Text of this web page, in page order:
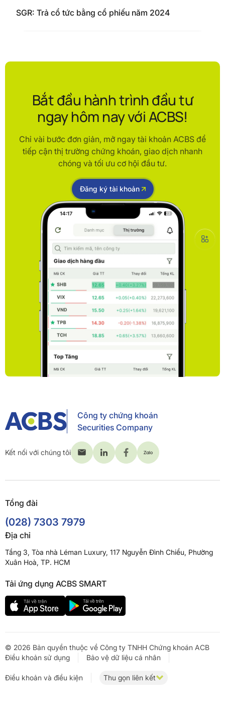
SGR: Trả cổ tức bằng cổ phiếu năm 2024
Bắt đầu hành trình đầu tư
ngay hôm nay với ACBS!
Chỉ vài bước đơn giản, mở ngay tài khoản ACBS để
tiếp cận thị trường chứng khoán, giao dịch nhanh
chóng và tối ưu cơ hội đầu tư.
Đăng ký tài khoản
Công ty chứng khoán
Securities Company
Kết nối với chúng tôi
Tổng đài
(028) 7303 7979
Địa chỉ
Tầng 3, Tòa nhà Léman Luxury, 117 Nguyễn Đình Chiểu, Phường
Xuân Hoà, TP. HCM
Tải ứng dụng ACBS SMART
© 2026 Bản quyền thuộc về Công ty TNHH Chứng khoán ACB
Điều khoản sử dụng
Bảo vệ dữ liệu cá nhân
Điều khoản và điều kiện Thu gọn liên kết